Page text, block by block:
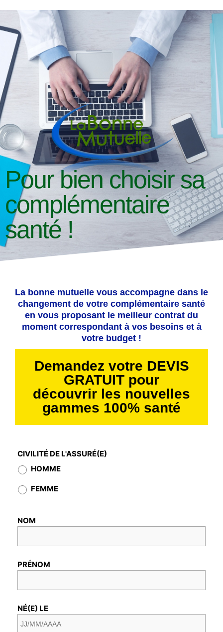
contenu
Pour bien choisir sa
complémentaire
santé !
La bonne mutuelle vous accompagne dans le
changement de votre complémentaire santé
en vous proposant le meilleur contrat du
moment correspondant à vos besoins et à
votre budget !
Demandez votre DEVIS
GRATUIT pour
découvrir les nouvelles
gammes 100% santé
CIVILITÉ DE L'ASSURÉ(E)
HOMME
FEMME
NOM
PRÉNOM
NÉ(E) LE